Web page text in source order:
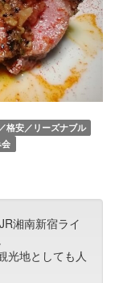
格安／リーズナブル
湘南新宿ライ
光地としても人